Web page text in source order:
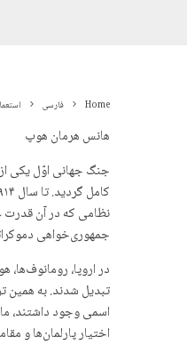
Home فارسی
هانس هرمان هوپ
جنگ جهانی اوّل یکی
نظامی که در آن قدرت
جمهوری‌خواهی
در اروپا،
تبدیل شدند. به همین
اسمی وجود داشتند،
اختیار پارلمان‌ها و